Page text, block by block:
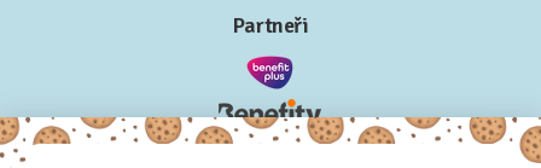
Partneři